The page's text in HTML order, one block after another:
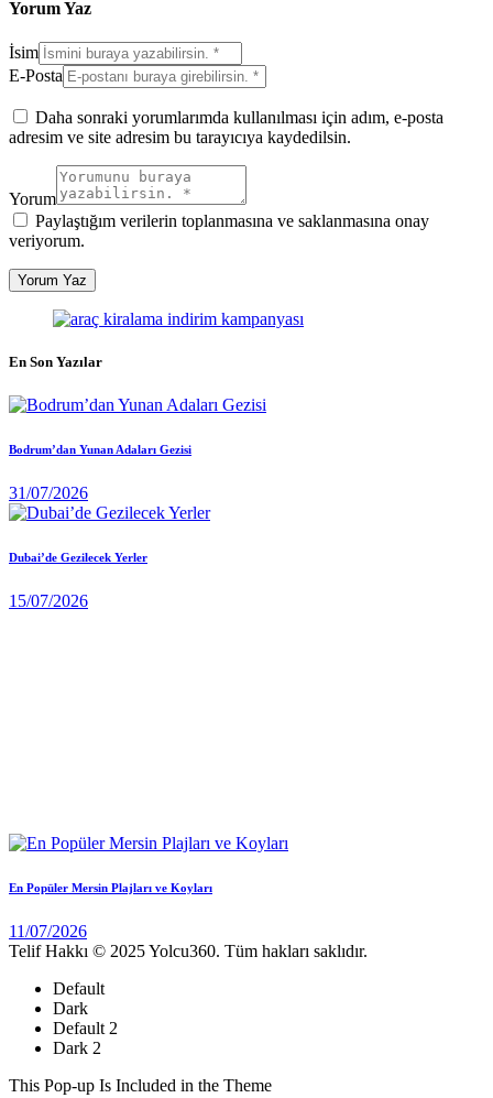
Yorum Yaz
İsim
E-Posta
Daha sonraki yorumlarımda kullanılması için adım, e-posta
adresim ve site adresim bu tarayıcıya kaydedilsin.
Yorum
Paylaştığım verilerin toplanmasına ve saklanmasına onay
veriyorum.
En Son Yazılar
Bodrum’dan Yunan Adaları Gezisi
31/07/2026
Dubai’de Gezilecek Yerler
15/07/2026
En Popüler Mersin Plajları ve Koyları
11/07/2026
Telif Hakkı © 2025 Yolcu360. Tüm hakları saklıdır.
Default
Dark
Default 2
Dark 2
This Pop-up Is Included in the Theme